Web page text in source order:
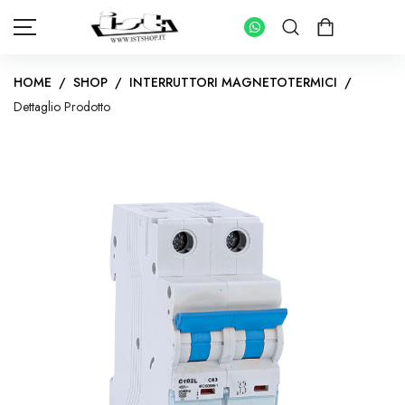
PANNELLI FOTOVOLTAICI
KIT INVERTER CON ACCUMULO
IMPIANTI FOTOVOLTAICI PER ABITAZIONI
INVERTER IMPIANTI CONNESSI IN RETE
KIT FOTOVOLTAICI PER IMPIANTI AD ISOLA
INVERTER IMPIANTI AD ISOLA
BATTERIE DI ACCUMULO
HOME / SHOP / INTERRUTTORI MAGNETOTERMICI /
Dettaglio Prodotto